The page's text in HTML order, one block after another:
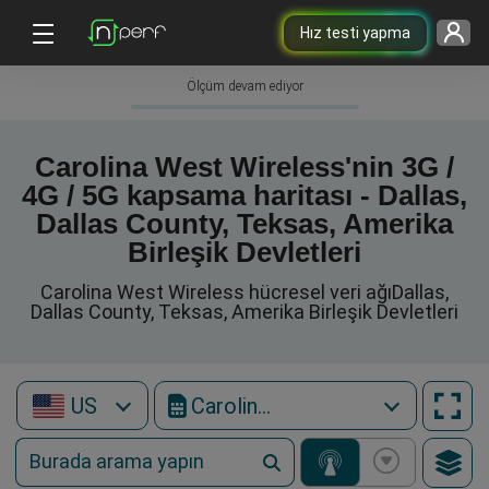
Hız testi yapma
Ölçüm devam ediyor
Carolina West Wireless'nin 3G /
4G / 5G kapsama haritası - Dallas,
Dallas County, Teksas, Amerika
Birleşik Devletleri
Carolina West Wireless hücresel veri ağıDallas,
Dallas County, Teksas, Amerika Birleşik Devletleri
US Carolina West Wireless